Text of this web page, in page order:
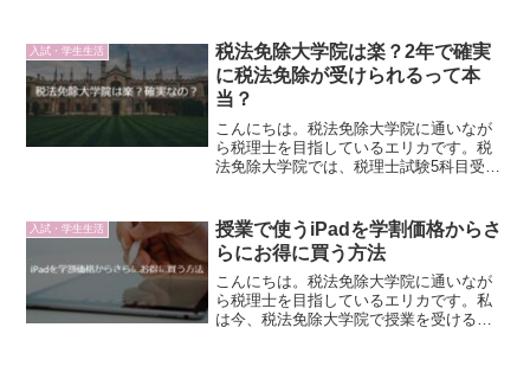
ケジュールはとっても大事！ということ
で、今回は論文制作の主な...
入試・学生生活
税法免除大学院は楽？2年で確実
に税法免除が受けられるって本
当？
こんにちは。税法免除大学院に通いなが
ら税理士を目指しているエリカです。税
法免除大学院では、税理士試験5科目受験
通うなんてけしからん！楽している！な
んていう声を聴くことも...
入試・学生生活
授業で使うiPadを学割価格からさ
らにお得に買う方法
こんにちは。税法免除大学院に通いなが
ら税理士を目指しているエリカです。私
は今、税法免除大学院で授業を受ける時